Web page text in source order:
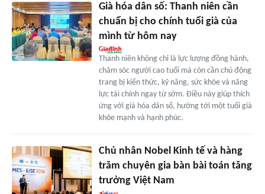
Già hóa dân số: Thanh niên cần
chuẩn bị cho chính tuổi già của
mình từ hôm nay
Thanh niên không chỉ là lực lượng đồng hành,
chăm sóc người cao tuổi mà còn cần chủ động
trang bị kiến thức, kỹ năng, sức khỏe và năng
lực tài chính ngay từ sớm. Điều này giúp thích
ứng với già hóa dân số, hướng tới một tuổi già
khỏe mạnh và hạnh phúc.
Chủ nhân Nobel Kinh tế và hàng
trăm chuyên gia bàn bài toán tăng
trưởng Việt Nam